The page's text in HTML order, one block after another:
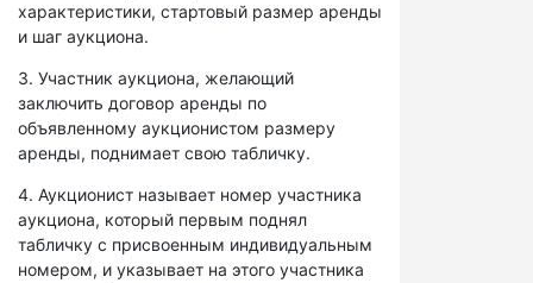
характеристики, стартовый размер аренды
и шаг аукциона.
3. Участник аукциона, желающий
заключить договор аренды по
объявленному аукционистом размеру
аренды, поднимает свою табличку.
4. Аукционист называет номер участника
аукциона, который первым поднял
табличку с присвоенным индивидуальным
номером, и указывает на этого участника